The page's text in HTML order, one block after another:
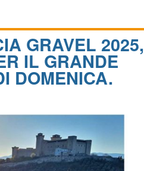
GRAVEL 2025,
IL GRANDE
DOMENICA.